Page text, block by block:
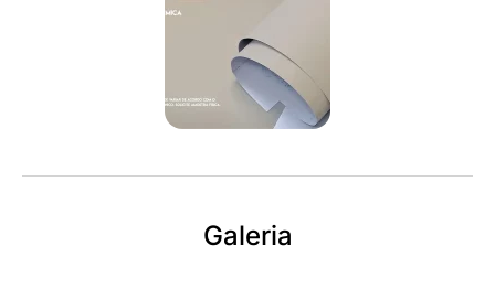
Galeria